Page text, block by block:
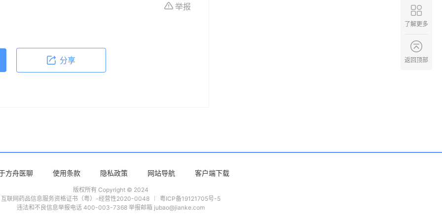
举报
分享
方舟医聊 使用条款 隐私政策 网站导航 客户端下载
版权所有 Copyright © 2024
互联网药品信息服务资格证书（粤）-经营性2020-0048
粤ICP备19121705号-5
违法和不良信息举报电话 400-003-7368 举报邮箱 jubao@jianke.com
了解更多
返回顶部